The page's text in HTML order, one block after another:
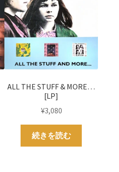
ALL THE STUFF & MORE…
[LP]
¥3,080
続きを読む